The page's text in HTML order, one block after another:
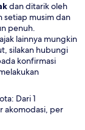
dan ditarik oleh
setiap musim dan
penuh.
lainnya mungkin
silakan hubungi
konfirmasi
Dari 1
akomodasi, per